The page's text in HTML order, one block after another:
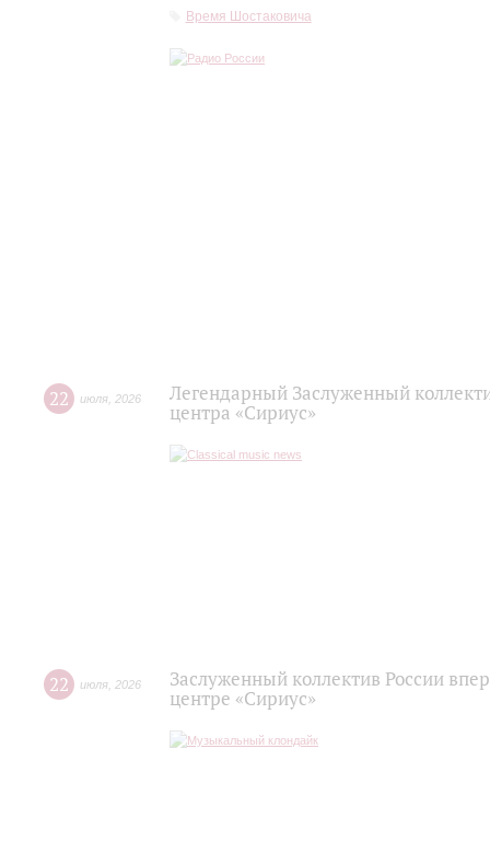
Время Шостаковича
22 июля 2026
Легендарный Заслуженный
центра «Сириус»
22 июля 2026
Заслуженный коллектив России
центре «Сириус»